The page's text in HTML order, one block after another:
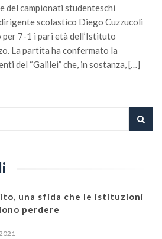
del campionati studenteschi
scolastico Diego Cuzzucoli
7-1 i pari età dell’Istituto
La partita ha confermato la
del “Galilei” che, in sostanza, […]
una sfida che le istituzioni
perdere